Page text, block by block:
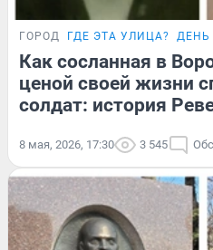
ГОРОД ГДЕ ЭТА УЛИЦА? ДЕНЬ
Как сосланная в
ценой своей жизни
солдат: история
8 мая, 2026, 17:30 3 545